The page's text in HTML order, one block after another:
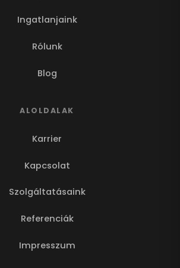
Ingatlanjaink
Rólunk
Blog
ALOLDALAK
Karrier
Kapcsolat
Szolgáltatásaink
Referenciák
Impresszum